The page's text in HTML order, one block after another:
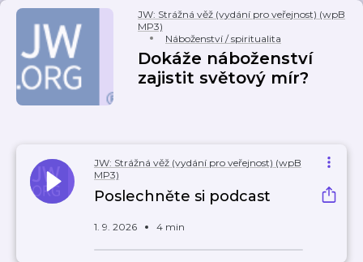
JW: Strážná věž (vydání pro veřejnost) (wpB
MP3)
Náboženství / spiritualita
Dokáže náboženství
zajistit světový mír?
JW: Strážná věž (vydání pro veřejnost) (wpB
MP3)
Poslechněte si podcast
1. 9. 2026 4 min